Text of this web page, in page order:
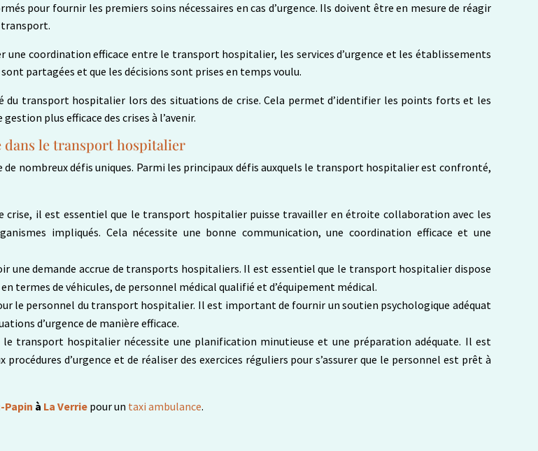
pour fournir les premiers soins nécessaires en cas d’urgence. Ils doivent être en mesure de réagir
transport.
coordination efficace entre le transport hospitalier, les services d’urgence et les établissements
partagées et que les décisions sont prises en temps voulu.
du transport hospitalier lors des situations de crise. Cela permet d’identifier les points forts et les
plus efficace des crises à l’avenir.
dans le transport hospitalier
nombreux défis uniques. Parmi les principaux défis auxquels le transport hospitalier est confronté,
crise, il est essentiel que le transport hospitalier puisse travailler en étroite collaboration avec les
impliqués. Cela nécessite une bonne communication, une coordination efficace et une
une demande accrue de transports hospitaliers. Il est essentiel que le transport hospitalier dispose
termes de véhicules, de personnel médical qualifié et d’équipement médical.
le personnel du transport hospitalier. Il est important de fournir un soutien psychologique adéquat
d’urgence de manière efficace.
transport hospitalier nécessite une planification minutieuse et une préparation adéquate. Il est
d’urgence et de réaliser des exercices réguliers pour s’assurer que le personnel est prêt à
Papin à La Verrie pour un taxi ambulance.